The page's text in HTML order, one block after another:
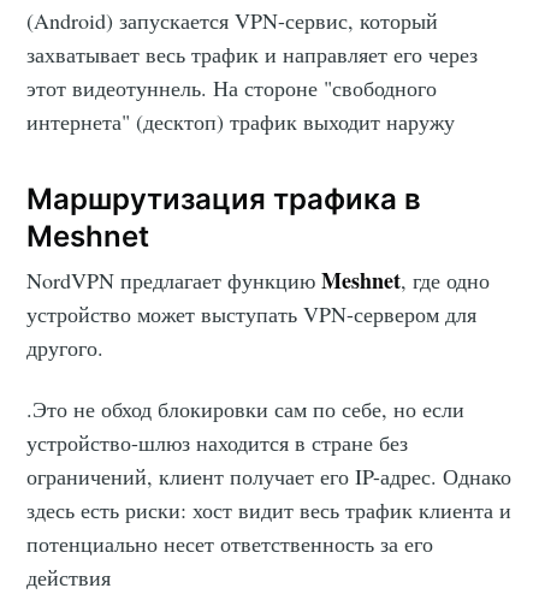
(Android) запускается VPN-сервис, который
захватывает весь трафик и направляет его через
этот видеотуннель. На стороне "свободного
интернета" (десктоп) трафик выходит наружу
Маршрутизация трафика в
Meshnet
NordVPN предлагает функциюMeshnet, где одно
устройство может выступать VPN-сервером для
другого.
.Это не обход блокировки сам по себе, но если
устройство-шлюз находится в стране без
ограничений, клиент получает его IP-адрес. Однако
здесь есть риски: хост видит весь трафик клиента и
потенциально несет ответственность за его
действия